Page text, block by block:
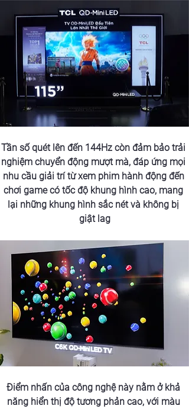
Tần số quét lên đến 144Hz còn đảm bảo trải
nghiệm chuyển động mượt mà, đáp ứng mọi
nhu cầu giải trí từ xem phim hành động đến
chơi game có tốc độ khung hình cao, mang
lại những khung hình sắc nét và không bị
giật lag
Điểm nhấn của công nghệ này nằm ở khả
năng hiển thị độ tương phản cao, với màu